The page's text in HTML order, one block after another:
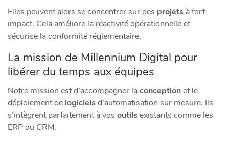
Elles peuvent alors se concentrer sur des projets à fort
impact. Cela améliore la réactivité opérationnelle et
sécurise la conformité réglementaire.
La mission de Millennium Digital pour
libérer du temps aux équipes
Notre mission est d’accompagner laconceptionet le
déploiement de logicielsd’automatisation sur mesure. Ils
s’intègrent parfaitement à vos outilsexistants comme les
ERP ou CRM.